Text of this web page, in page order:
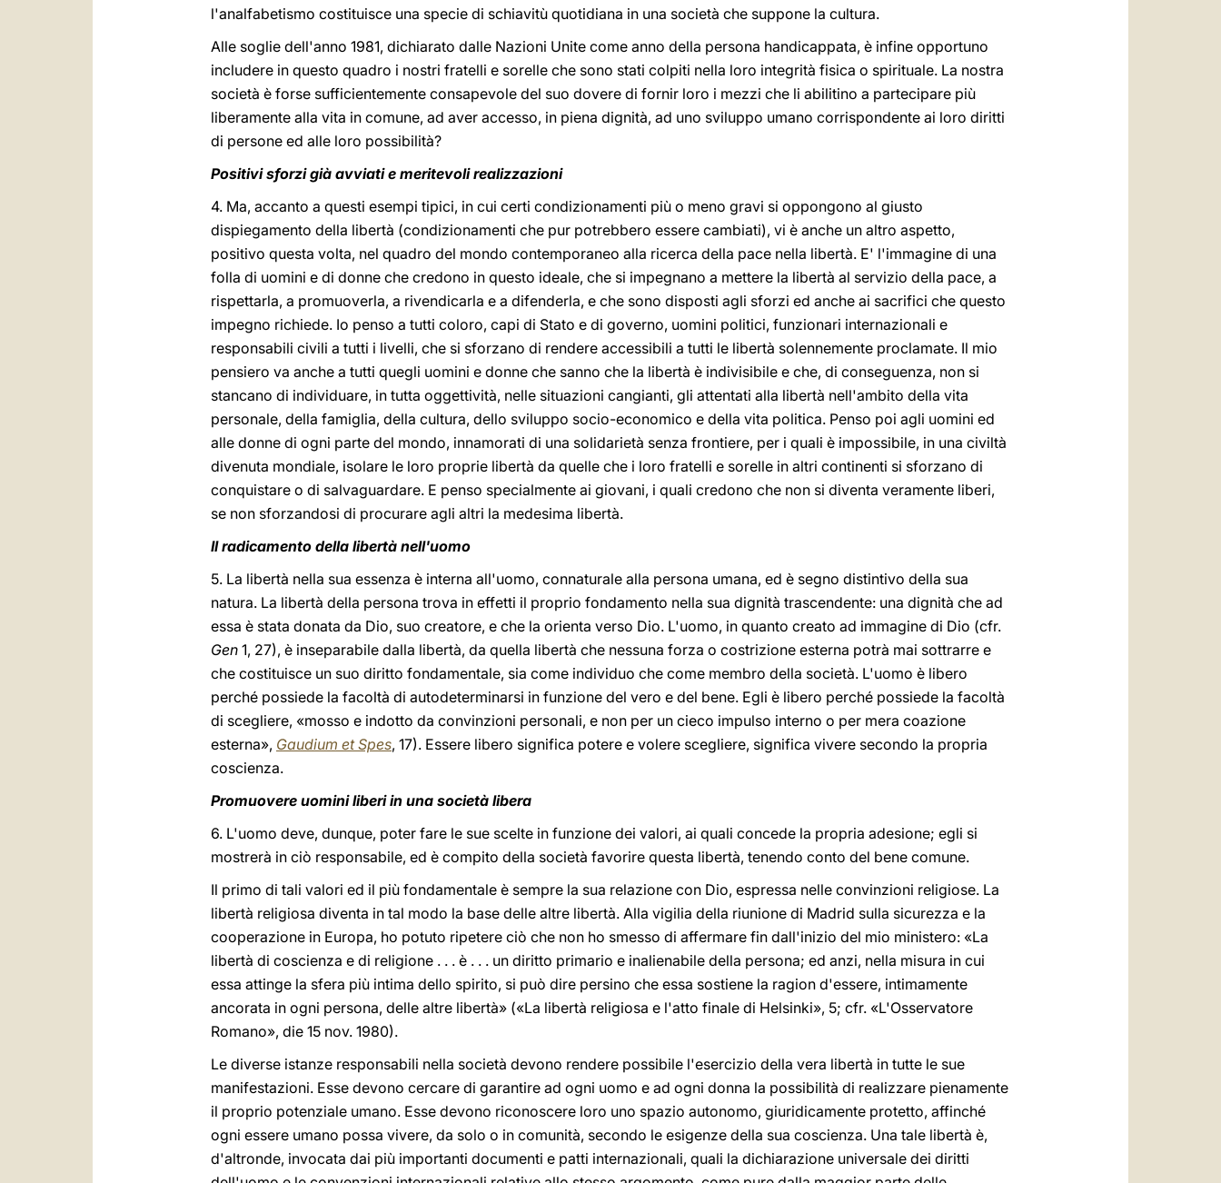
l'analfabetismo costituisce una specie di schiavitù quotidiana in una società che suppone la cultura.
Alle soglie dell'anno 1981, dichiarato dalle Nazioni Unite come anno della persona handicappata, è infine opportuno
includere in questo quadro i nostri fratelli e sorelle che sono stati colpiti nella loro integrità fisica o spirituale. La nostra
società è forse sufficientemente consapevole del suo dovere di fornir loro i mezzi che li abilitino a partecipare più
liberamente alla vita in comune, ad aver accesso, in piena dignità, ad uno sviluppo umano corrispondente ai loro diritti
di persone ed alle loro possibilità?
Positivi sforzi già avviati e meritevoli realizzazioni
4. Ma, accanto a questi esempi tipici, in cui certi condizionamenti più o meno gravi si oppongono al giusto
dispiegamento della libertà (condizionamenti che pur potrebbero essere cambiati), vi è anche un altro aspetto,
positivo questa volta, nel quadro del mondo contemporaneo alla ricerca della pace nella libertà. E' l'immagine di una
folla di uomini e di donne che credono in questo ideale, che si impegnano a mettere la libertà al servizio della pace, a
rispettarla, a promuoverla, a rivendicarla e a difenderla, e che sono disposti agli sforzi ed anche ai sacrifici che questo
impegno richiede. Io penso a tutti coloro, capi di Stato e di governo, uomini politici, funzionari internazionali e
responsabili civili a tutti i livelli, che si sforzano di rendere accessibili a tutti le libertà solennemente proclamate. Il mio
pensiero va anche a tutti quegli uomini e donne che sanno che la libertà è indivisibile e che, di conseguenza, non si
stancano di individuare, in tutta oggettività, nelle situazioni cangianti, gli attentati alla libertà nell'ambito della vita
personale, della famiglia, della cultura, dello sviluppo socio-economico e della vita politica. Penso poi agli uomini ed
alle donne di ogni parte del mondo, innamorati di una solidarietà senza frontiere, per i quali è impossibile, in una civiltà
divenuta mondiale, isolare le loro proprie libertà da quelle che i loro fratelli e sorelle in altri continenti si sforzano di
conquistare o di salvaguardare. E penso specialmente ai giovani, i quali credono che non si diventa veramente liberi,
se non sforzandosi di procurare agli altri la medesima libertà.
Il radicamento della libertà nell'uomo
5. La libertà nella sua essenza è interna all'uomo, connaturale alla persona umana, ed è segno distintivo della sua
natura. La libertà della persona trova in effetti il proprio fondamento nella sua dignità trascendente: una dignità che ad
essa è stata donata da Dio, suo creatore, e che la orienta verso Dio. L'uomo, in quanto creato ad immagine di Dio (cfr.
Gen 1, 27), è inseparabile dalla libertà, da quella libertà che nessuna forza o costrizione esterna potrà mai sottrarre e
che costituisce un suo diritto fondamentale, sia come individuo che come membro della società. L'uomo è libero
perché possiede la facoltà di autodeterminarsi in funzione del vero e del bene. Egli è libero perché possiede la facoltà
di scegliere, «mosso e indotto da convinzioni personali, e non per un cieco impulso interno o per mera coazione
esterna», Gaudium et Spes, 17). Essere libero significa potere e volere scegliere, significa vivere secondo la propria
coscienza.
Promuovere uomini liberi in una società libera
6. L'uomo deve, dunque, poter fare le sue scelte in funzione dei valori, ai quali concede la propria adesione; egli si
mostrerà in ciò responsabile, ed è compito della società favorire questa libertà, tenendo conto del bene comune.
Il primo di tali valori ed il più fondamentale è sempre la sua relazione con Dio, espressa nelle convinzioni religiose. La
libertà religiosa diventa in tal modo la base delle altre libertà. Alla vigilia della riunione di Madrid sulla sicurezza e la
cooperazione in Europa, ho potuto ripetere ciò che non ho smesso di affermare fin dall'inizio del mio ministero: «La
libertà di coscienza e di religione . . . è . . . un diritto primario e inalienabile della persona; ed anzi, nella misura in cui
essa attinge la sfera più intima dello spirito, si può dire persino che essa sostiene la ragion d'essere, intimamente
ancorata in ogni persona, delle altre libertà» («La libertà religiosa e l'atto finale di Helsinki», 5; cfr. «L'Osservatore
Romano», die 15 nov. 1980).
Le diverse istanze responsabili nella società devono rendere possibile l'esercizio della vera libertà in tutte le sue
manifestazioni. Esse devono cercare di garantire ad ogni uomo e ad ogni donna la possibilità di realizzare pienamente
il proprio potenziale umano. Esse devono riconoscere loro uno spazio autonomo, giuridicamente protetto, affinché
ogni essere umano possa vivere, da solo o in comunità, secondo le esigenze della sua coscienza. Una tale libertà è,
d'altronde, invocata dai più importanti documenti e patti internazionali, quali la dichiarazione universale dei diritti